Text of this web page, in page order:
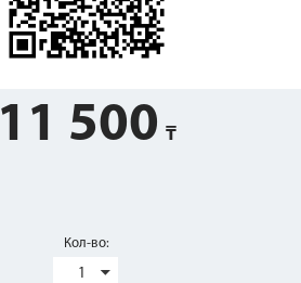
11 500
Кол-во:
1